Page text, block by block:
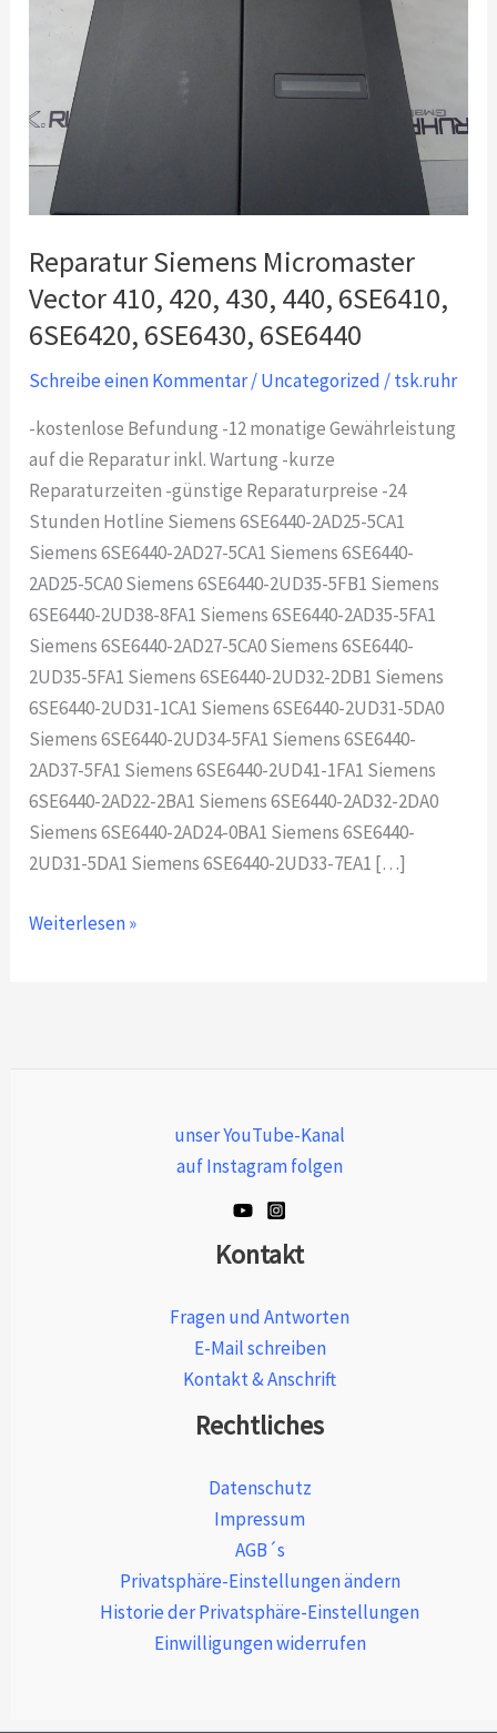
Reparatur Siemens Micromaster
Vector 410, 420, 430, 440, 6SE6410,
6SE6420, 6SE6430, 6SE6440
Schreibe einen Kommentar/Uncategorized /tsk.ruhr
-kostenlose Befundung -12 monatige Gewährleistung
auf die Reparatur inkl. Wartung -kurze
Reparaturzeiten -günstige Reparaturpreise -24
Stunden Hotline Siemens 6SE6440-2AD25-5CA1
Siemens 6SE6440-2AD27-5CA1 Siemens 6SE6440-
2AD25-5CA0 Siemens 6SE6440-2UD35-5FB1 Siemens
6SE6440-2UD38-8FA1 Siemens 6SE6440-2AD35-5FA1
Siemens 6SE6440-2AD27-5CA0 Siemens 6SE6440-
2UD35-5FA1 Siemens 6SE6440-2UD32-2DB1 Siemens
6SE6440-2UD31-1CA1 Siemens 6SE6440-2UD31-5DA0
Siemens 6SE6440-2UD34-5FA1 Siemens 6SE6440-
2AD37-5FA1 Siemens 6SE6440-2UD41-1FA1 Siemens
6SE6440-2AD22-2BA1 Siemens 6SE6440-2AD32-2DA0
Siemens 6SE6440-2AD24-0BA1 Siemens 6SE6440-
2UD31-5DA1 Siemens 6SE6440-2UD33-7EA1 […]
Weiterlesen »
unser YouTube-Kanal
auf Instagram folgen
Kontakt
Fragen und Antworten
E-Mail schreiben
Kontakt & Anschrift
Rechtliches
Datenschutz
Impressum
AGB´s
Privatsphäre-Einstellungen ändern
Historie der Privatsphäre-Einstellungen
Einwilligungen widerrufen